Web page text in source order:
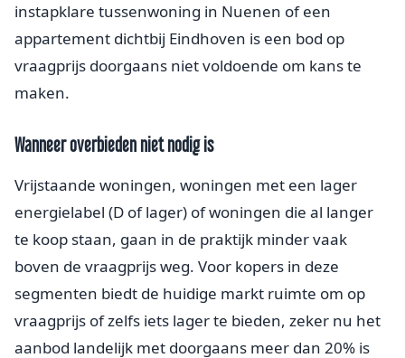
instapklare tussenwoning in Nuenen of een
appartement dichtbij Eindhoven is een bod op
vraagprijs doorgaans niet voldoende om kans te
maken.
Wanneer overbieden niet nodig is
Vrijstaande woningen, woningen met een lager
energielabel (D of lager) of woningen die al langer
te koop staan, gaan in de praktijk minder vaak
boven de vraagprijs weg. Voor kopers in deze
segmenten biedt de huidige markt ruimte om op
vraagprijs of zelfs iets lager te bieden, zeker nu het
aanbod landelijk met doorgaans meer dan 20% is